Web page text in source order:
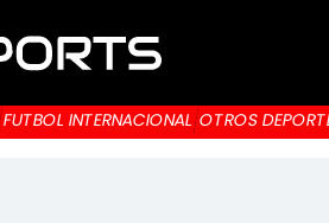
FUTBOL INTERNACIONAL OTROS